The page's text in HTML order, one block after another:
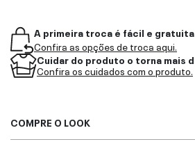
A primeira troca é fácil e gratuita.
Confira as opções de troca aqui.
Cuidar do produto o torna mais
Confira os cuidados com o produto.
COMPRE O LOOK